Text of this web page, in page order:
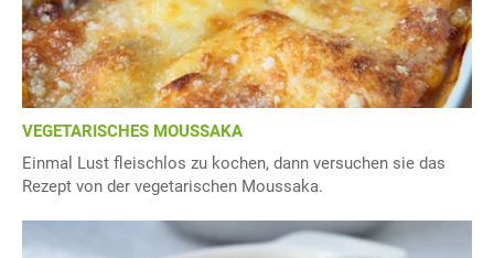
VEGETARISCHES MOUSSAKA
Einmal Lust fleischlos zu kochen, dann versuchen sie das
Rezept von der vegetarischen Moussaka.